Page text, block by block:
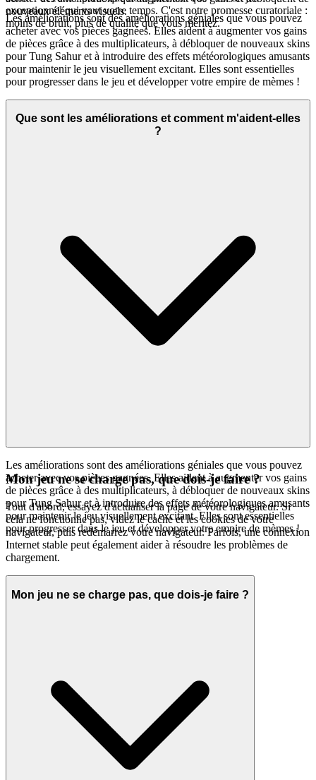
exceptionnel qui vaut votre temps. C'est notre promesse curatoriale :
moins de bruit, plus de qualité que vous méritez.
nouveaux éléments visuels.
Les améliorations sont des améliorations géniales que vous pouvez
acheter avec vos pièces gagnées. Elles aident à augmenter vos gains
de pièces grâce à des multiplicateurs, à débloquer de nouveaux skins
pour Tung Sahur et à introduire des effets météorologiques amusants
pour maintenir le jeu visuellement excitant. Elles sont essentielles
pour progresser dans le jeu et développer votre empire de mèmes !
Que sont les améliorations et comment m'aident-elles
?
Les améliorations sont des améliorations géniales que vous pouvez
acheter avec vos pièces gagnées. Elles aident à augmenter vos gains
de pièces grâce à des multiplicateurs, à débloquer de nouveaux skins
pour Tung Sahur et à introduire des effets météorologiques amusants
pour maintenir le jeu visuellement excitant. Elles sont essentielles
pour progresser dans le jeu et développer votre empire de mèmes !
Mon jeu ne se charge pas, que dois-je faire ?
Tout d'abord, essayez d'actualiser la page de votre navigateur. Si
cela ne fonctionne pas, videz le cache et les cookies de votre
navigateur, puis redémarrez votre navigateur. Parfois, une connexion
Internet stable peut également aider à résoudre les problèmes de
chargement.
Mon jeu ne se charge pas, que dois-je faire ?